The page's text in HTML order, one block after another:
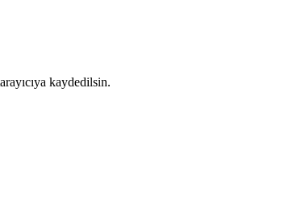
kaydedilsin.